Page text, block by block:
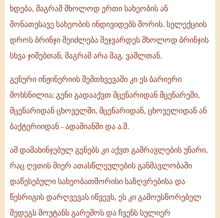
ხდება, მაგრამ მხოლოდ ერთი სახეობის ან
მონათესავე სახეობის ინდივიდებს შორის. სელექციის
დროს ბრინჯი შეიძლება შეჯვარდეს მხოლოდ ბრინჯის
სხვა ჯიშებთან, მაგრამ არა მაგ. ვაშლთან.
გენური ინჟინერიის შემთხვევაში კი ეს ბარიერი
მოხსნილია; გენი გადააქვთ მცენარიდან მცენარეში,
მცენარიდან ცხოველში, მცენარიდან, ცხოველიდან ან
ბაქტერიიდან - ადამიანში და ა.შ.
ამ დამახინჯებულ გენებს კი აქვთ გამრავლების უნარი,
რაც ღვთის მიერ ათასწლეულების განმავლობაში
დაწესებული სახეობათშორისი საზღვრებისა და
წესრიგის დარღვევას იწვევს, ეს კი გამოუსწორებელ
შედეგს მოუტანს გარემოს და ჩვენს სულიერ